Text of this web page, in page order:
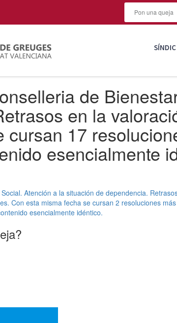
Pon una queja
de
en la
cursan 17
esencialmente
Atención a la situación de dependencia.
Con esta misma fecha se cursan 2 resoluciones
esencialmente idéntico.